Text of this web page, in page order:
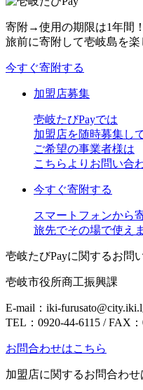
寄附→使用の期限は1年間！
旅前に寄附して壱岐島を楽
今すぐ寄附する
加盟店募集
壱岐たびPayでは
加盟店を随時募集し
ご希望の事業者様は
こちらよりお問い合
今すぐ寄附する
スマートフォンから
旅先でその場で使え
壱岐たびPayに関するお問
壱岐市役所商工振興課
E-mail：iki-
TEL：0920-44-6115 / FAX
お問合わせはこちら
加盟店に関するお問合わせ